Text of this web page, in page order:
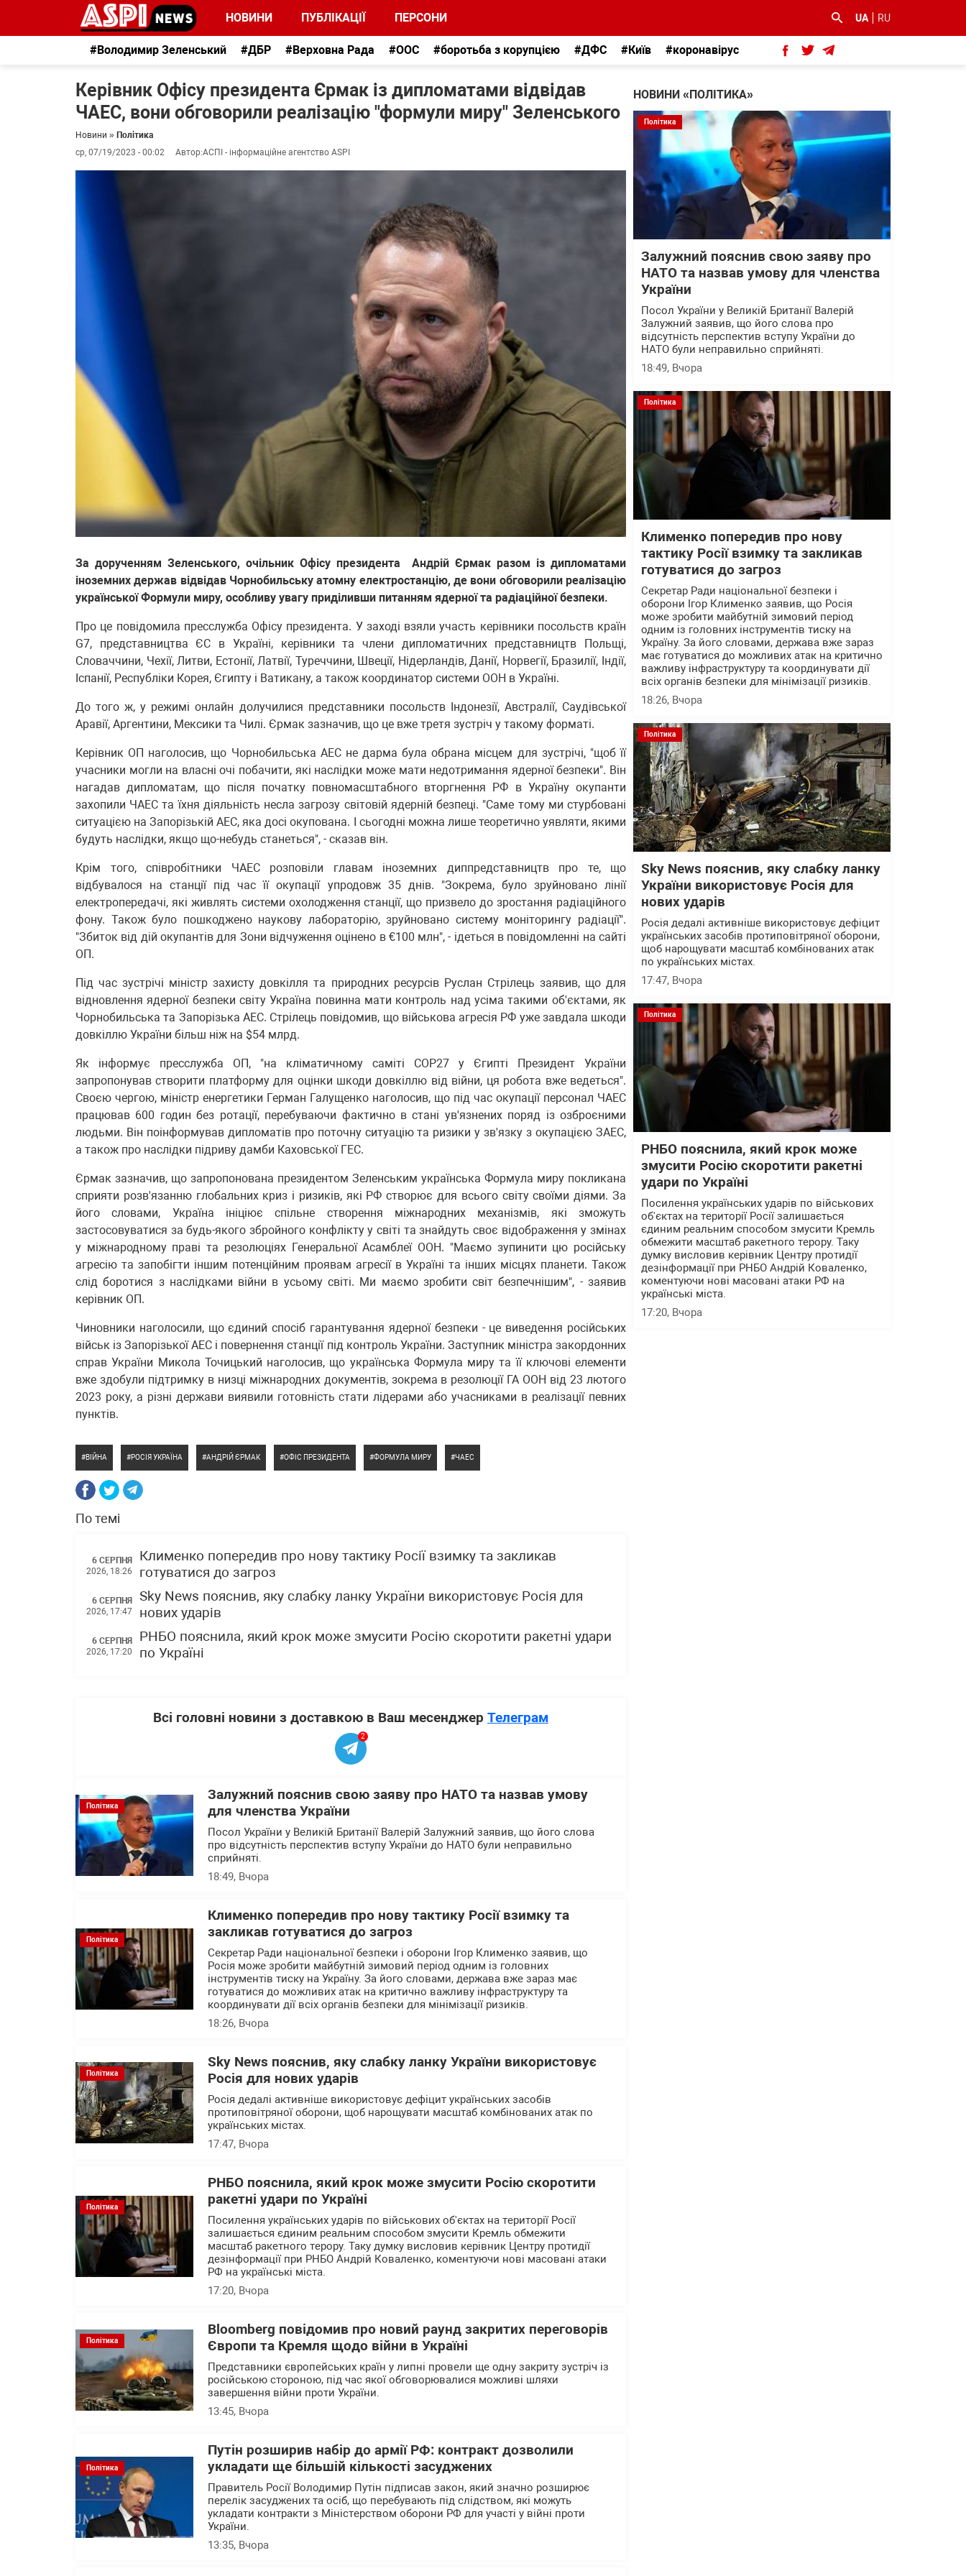
НОВИНИ ПУБЛІКАЦІЇ ПЕРСОНИ UA RU
#Володимир Зеленський #ДБР #Верховна Рада #ООС #боротьба з корупцією #ДФС #Київ #коронавірус
Керівник Офісу президента Єрмак із дипломатами відвідав
ЧАЕС, вони обговорили реалізацію "формули миру" Зеленського
Новини » Політика
ср, 07/19/2023 - 00:02
Автор:АСПІ - інформаційне агентство ASPI
За дорученням Зеленського, очільник Офісу президента Андрій Єрмак разом із дипломатами
іноземних держав відвідав Чорнобильську атомну електростанцію, де вони обговорили реалізацію
української Формули миру, особливу увагу приділивши питанням ядерної та радіаційної безпеки.
Про це повідомила пресслужба Офісу президента. У заході взяли участь керівники посольств країн
G7, представництва ЄС в Україні, керівники та члени дипломатичних представництв Польщі,
Словаччини, Чехії, Литви, Естонії, Латвії, Туреччини, Швеції, Нідерландів, Данії, Норвегії, Бразилії, Індії,
Іспанії, Республіки Корея, Єгипту і Ватикану, а також координатор системи ООН в Україні.
До того ж, у режимі онлайн долучилися представники посольств Індонезії, Австралії, Саудівської
Аравії, Аргентини, Мексики та Чилі. Єрмак зазначив, що це вже третя зустріч у такому форматі.
Керівник ОП наголосив, що Чорнобильська АЕС не дарма була обрана місцем для зустрічі, "щоб її
учасники могли на власні очі побачити, які наслідки може мати недотримання ядерної безпеки". Він
нагадав дипломатам, що після початку повномасштабного вторгнення РФ в Україну окупанти
захопили ЧАЕС та їхня діяльність несла загрозу світовій ядерній безпеці. "Саме тому ми стурбовані
ситуацією на Запорізькій АЕС, яка досі окупована. І сьогодні можна лише теоретично уявляти, якими
будуть наслідки, якщо що-небудь станеться", - сказав він.
Крім того, співробітники ЧАЕС розповіли главам іноземних диппредставництв про те, що
відбувалося на станції під час її окупації упродовж 35 днів. "Зокрема, було зруйновано лінії
електропередачі, які живлять системи охолодження станції, що призвело до зростання радіаційного
фону. Також було пошкоджено наукову лабораторію, зруйновано систему моніторингу радіації".
"Збиток від дій окупантів для Зони відчуження оцінено в €100 млн", - ідеться в повідомленні на сайті
ОП.
Під час зустрічі міністр захисту довкілля та природних ресурсів Руслан Стрілець заявив, що для
відновлення ядерної безпеки світу Україна повинна мати контроль над усіма такими об'єктами, як
Чорнобильська та Запорізька АЕС. Стрілець повідомив, що військова агресія РФ уже завдала шкоди
довкіллю України більш ніж на $54 млрд.
Як інформує пресслужба ОП, "на кліматичному саміті СОР27 у Єгипті Президент України
запропонував створити платформу для оцінки шкоди довкіллю від війни, ця робота вже ведеться".
Своєю чергою, міністр енергетики Герман Галущенко наголосив, що під час окупації персонал ЧАЕС
працював 600 годин без ротації, перебуваючи фактично в стані ув'язнених поряд із озброєними
людьми. Він поінформував дипломатів про поточну ситуацію та ризики у зв'язку з окупацією ЗАЕС,
а також про наслідки підриву дамби Каховської ГЕС.
Єрмак зазначив, що запропонована президентом Зеленським українська Формула миру покликана
сприяти розв'язанню глобальних криз і ризиків, які РФ створює для всього світу своїми діями. За
його словами, Україна ініціює спільне створення міжнародних механізмів, які зможуть
застосовуватися за будь-якого збройного конфлікту у світі та знайдуть своє відображення у змінах
у міжнародному праві та резолюціях Генеральної Асамблеї ООН. "Маємо зупинити цю російську
агресію та запобігти іншим потенційним проявам агресії в Україні та інших місцях планети. Також
слід боротися з наслідками війни в усьому світі. Ми маємо зробити світ безпечнішим", - заявив
керівник ОП.
Чиновники наголосили, що єдиний спосіб гарантування ядерної безпеки - це виведення російських
військ із Запорізької АЕС і повернення станції під контроль України. Заступник міністра закордонних
справ України Микола Точицький наголосив, що українська Формула миру та її ключові елементи
вже здобули підтримку в низці міжнародних документів, зокрема в резолюції ГА ООН від 23 лютого
2023 року, а різні держави виявили готовність стати лідерами або учасниками в реалізації певних
пунктів.
ВІЙНА РОСІЯ УКРАЇНА АНДРІЙ ЄРМАК ОФІС ПРЕЗИДЕНТА ФОРМУЛА МИРУ ЧАЕС
По темі
6 СЕРПНЯ
2026, 18:26
Клименко попередив про нову тактику Росії взимку та закликав
готуватися до загроз
6 СЕРПНЯ
2026, 17:47
Sky News пояснив, яку слабку ланку України використовує Росія для
нових ударів
6 СЕРПНЯ
2026, 17:20
РНБО пояснила, який крок може змусити Росію скоротити ракетні удари
по Україні
Всі головні новини з доставкою в Ваш месенджер Телеграм
2
Політика
Залужний пояснив свою заяву про НАТО та назвав умову
для членства України
Посол України у Великій Британії Валерій Залужний заявив, що його слова
про відсутність перспектив вступу України до НАТО були неправильно
сприйняті.
18:49, Вчора
Політика
Клименко попередив про нову тактику Росії взимку та
закликав готуватися до загроз
Секретар Ради національної безпеки і оборони Ігор Клименко заявив, що
Росія може зробити майбутній зимовий період одним із головних
інструментів тиску на Україну. За його словами, держава вже зараз має
готуватися до можливих атак на критично важливу інфраструктуру та
координувати дії всіх органів безпеки для мінімізації ризиків.
18:26, Вчора
Політика
Sky News пояснив, яку слабку ланку України використовує
Росія для нових ударів
Росія дедалі активніше використовує дефіцит українських засобів
протиповітряної оборони, щоб нарощувати масштаб комбінованих атак по
українських містах.
17:47, Вчора
Політика
РНБО пояснила, який крок може змусити Росію скоротити
ракетні удари по Україні
Посилення українських ударів по військових об'єктах на території Росії
залишається єдиним реальним способом змусити Кремль обмежити
масштаб ракетного терору. Таку думку висловив керівник Центру протидії
дезінформації при РНБО Андрій Коваленко, коментуючи нові масовані атаки
РФ на українські міста.
17:20, Вчора
Політика
Bloomberg повідомив про новий раунд закритих переговорів
Європи та Кремля щодо війни в Україні
Представники європейських країн у липні провели ще одну закриту зустріч із
російською стороною, під час якої обговорювалися можливі шляхи
завершення війни проти України.
13:45, Вчора
Політика
Путін розширив набір до армії РФ: контракт дозволили
укладати ще більшій кількості засуджених
Правитель Росії Володимир Путін підписав закон, який значно розширює
перелік засуджених та осіб, що перебувають під слідством, які можуть
укладати контракти з Міністерством оборони РФ для участі у війні проти
України.
13:35, Вчора
НОВИНИ «ПОЛІТИКА»
Політика
Залужний пояснив свою заяву про
НАТО та назвав умову для членства
України
Посол України у Великій Британії Валерій
Залужний заявив, що його слова про
відсутність перспектив вступу України до
НАТО були неправильно сприйняті.
18:49, Вчора
Політика
Клименко попередив про нову
тактику Росії взимку та закликав
готуватися до загроз
Секретар Ради національної безпеки і
оборони Ігор Клименко заявив, що Росія
може зробити майбутній зимовий період
одним із головних інструментів тиску на
Україну. За його словами, держава вже зараз
має готуватися до можливих атак на критично
важливу інфраструктуру та координувати дії
всіх органів безпеки для мінімізації ризиків.
18:26, Вчора
Політика
Sky News пояснив, яку слабку ланку
України використовує Росія для
нових ударів
Росія дедалі активніше використовує дефіцит
українських засобів протиповітряної оборони,
щоб нарощувати масштаб комбінованих атак
по українських містах.
17:47, Вчора
Політика
РНБО пояснила, який крок може
змусити Росію скоротити ракетні
удари по Україні
Посилення українських ударів по військових
об'єктах на території Росії залишається
єдиним реальним способом змусити Кремль
обмежити масштаб ракетного терору. Таку
думку висловив керівник Центру протидії
дезінформації при РНБО Андрій Коваленко,
коментуючи нові масовані атаки РФ на
українські міста.
17:20, Вчора